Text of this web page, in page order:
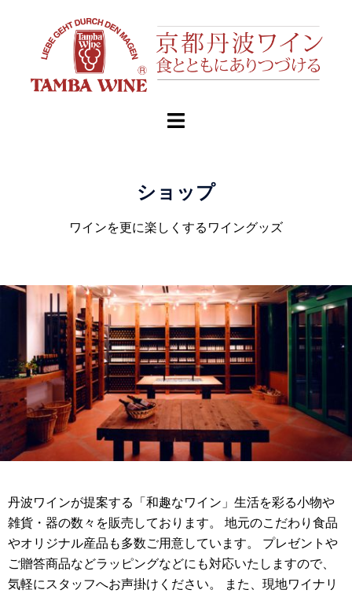
ショップ
ワインを更に楽しくするワイングッズ
丹波ワインが提案する「和趣なワイン」生活を彩る小物や
雑貨・器の数々を販売しております。 地元のこだわり食品
やオリジナル産品も多数ご用意しています。 プレゼントや
ご贈答商品などラッピングなどにも対応いたしますので、
気軽にスタッフへお声掛けください。 また、現地ワイナリ